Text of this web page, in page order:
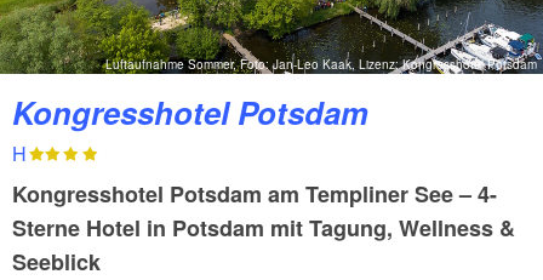
Luftaufnahme Sommer, Foto: Jan-Leo Kaak, Lizenz: Kongresshotel Potsdam
Kongresshotel Potsdam
H
Kongresshotel Potsdam am Templiner See – 4-
Sterne Hotel in Potsdam mit Tagung, Wellness &
Seeblick